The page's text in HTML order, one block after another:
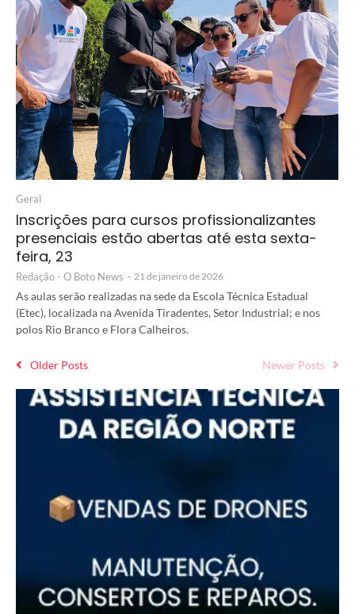
Geral
Inscrições para cursos profissionalizantes
presenciais estão abertas até esta sexta-
feira, 23
Redação - O Boto News - 21 de janeiro de 2026
As aulas serão realizadas na sede da Escola Técnica Estadual
(Etec), localizada na Avenida Tiradentes, Setor Industrial; e nos
polos Rio Branco e Flora Calheiros.
Older Posts Newer Posts